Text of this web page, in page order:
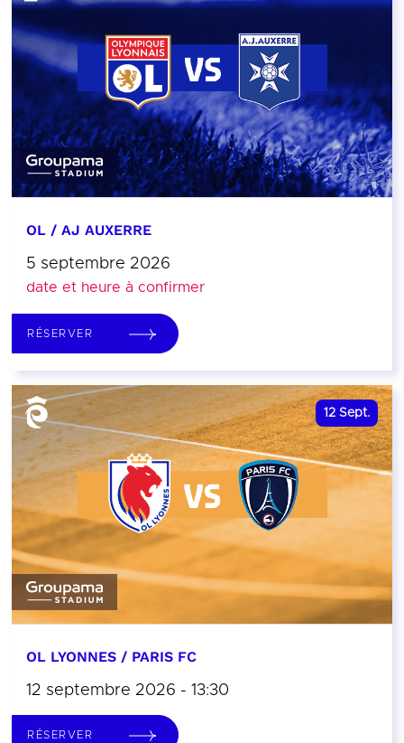
OL / AJ AUXERRE
5 septembre 2026
date et heure à confirmer
RÉSERVER
12 Sept.
OL LYONNES / PARIS FC
12 septembre 2026 - 13:30
RÉSERVER